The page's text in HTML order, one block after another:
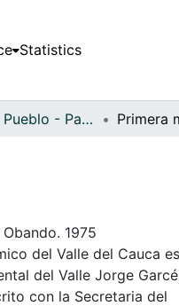
Statistics
APFFVC - El Pueblo - Patrimonial
1975
del Valle del Cauca es
del Valle Jorge
con la Secretaria del